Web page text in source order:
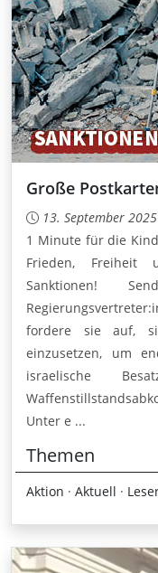
Große
13. September 2025
1 Minute für die
Frieden,
Sanktionen!
fordere sie auf,
einzusetzen, um
israelische
Unter e ...
Themen
Aktion · Aktuell ·